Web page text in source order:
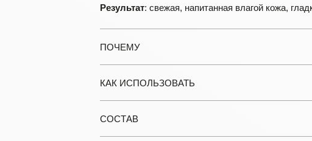
Результат: свежая, напитанная влагой кожа,
ПОЧЕМУ
КАК ИСПОЛЬЗОВАТЬ
СОСТАВ